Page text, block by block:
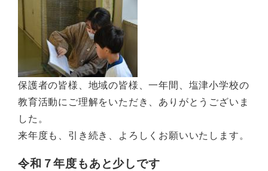
保護者の皆様、地域の皆様、一年間、塩津小学校の
教育活動にご理解をいただき、ありがとうございま
した。
来年度も、引き続き、よろしくお願いいたします。
令和７年度もあと少しです